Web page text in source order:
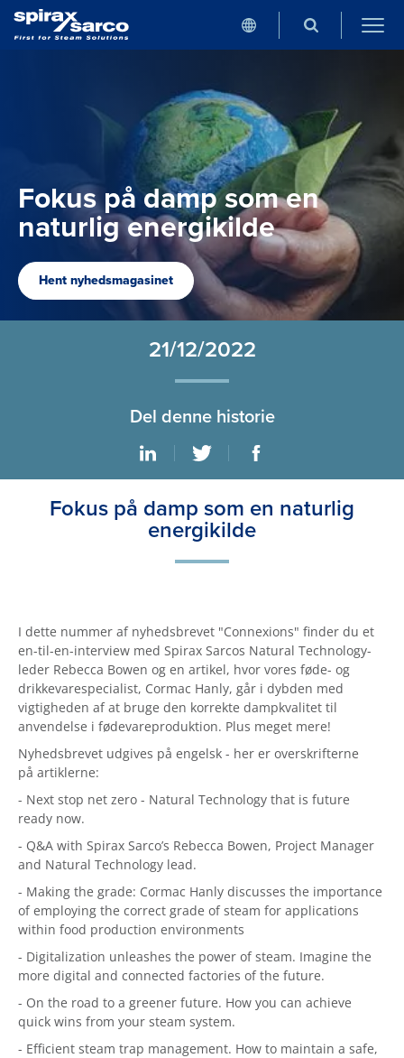
Fokus på damp som en
naturlig energikilde
Hent nyhedsmagasinet
21/12/2022
Del denne historie
Fokus på damp som en naturlig
energikilde
I dette nummer af nyhedsbrevet "Connexions" finder du et
en-til-en-interview med Spirax Sarcos Natural Technology-
leder Rebecca Bowen og en artikel, hvor vores føde- og
drikkevarespecialist, Cormac Hanly, går i dybden med
vigtigheden af at bruge den korrekte dampkvalitet til
anvendelse i fødevareproduktion. Plus meget mere!
Nyhedsbrevet udgives på engelsk - her er overskrifterne
på artiklerne:
- Next stop net zero - Natural Technology that is future
ready now.
- Q&A with Spirax Sarco’s Rebecca Bowen, Project Manager
and Natural Technology lead.
- Making the grade: Cormac Hanly discusses the importance
of employing the correct grade of steam for applications
within food production environments
- Digitalization unleashes the power of steam. Imagine the
more digital and connected factories of the future.
- On the road to a greener future. How you can achieve
quick wins from your steam system.
- Efficient steam trap management. How to maintain a safe,